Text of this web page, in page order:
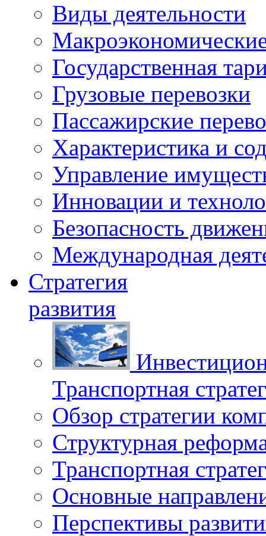
Виды деятельности
Государственная
Грузовые перевозки
Пассажирские
Характеристика и
Управление
Инновации и
Безопасность
Международная
Стратегия
развития
Транспортная
Обзор стратегии
Структурная
Транспортная
Основные
Перспективы